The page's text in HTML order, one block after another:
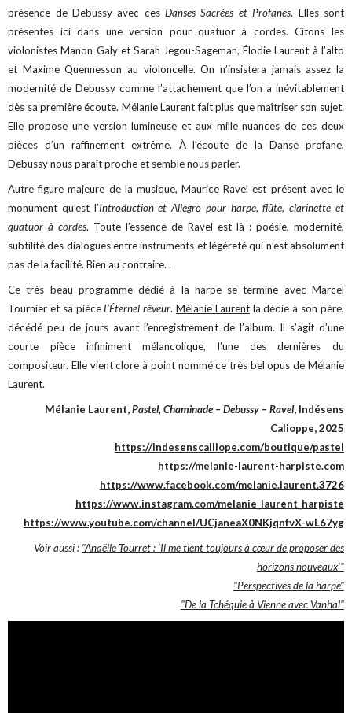
présence de Debussy avec ces Danses Sacrées et Profanes. Elles sont
présentes ici dans une version pour quatuor à cordes. Citons les
violonistes Manon Galy et Sarah Jegou-Sageman, Élodie Laurent à l’alto
et Maxime Quennesson au violoncelle. On n’insistera jamais assez la
modernité de Debussy comme l’attachement que l’on a inévitablement
dès sa première écoute. Mélanie Laurent fait plus que maîtriser son sujet.
Elle propose une version lumineuse et aux mille nuances de ces deux
pièces d’un raffinement extrême. À l’écoute de la Danse profane,
Debussy nous paraît proche et semble nous parler.
Autre figure majeure de la musique, Maurice Ravel est présent avec le
monument qu’est l’Introduction et Allegro pour harpe, flûte, clarinette et
quatuor à cordes. Toute l’essence de Ravel est là : poésie, modernité,
subtilité des dialogues entre instruments et légèreté qui n’est absolument
pas de la facilité. Bien au contraire. .
Ce très beau programme dédié à la harpe se termine avec Marcel
Tournier et sa pièceL’Éternel rêveur. Mélanie Laurentla dédie à son père,
décédé peu de jours avant l’enregistrement de l’album. Il s’agit d’une
courte pièce infiniment mélancolique, l’une des dernières du
compositeur. Elle vient clore à point nommé ce très bel opus de Mélanie
Laurent.
Mélanie Laurent,Pastel, Chaminade – Debussy – Ravel, Indésens
Calioppe, 2025
https://indesenscalliope.com/boutique/pastel
https://melanie-laurent-harpiste.com
https://www.facebook.com/melanie.laurent.3726
https://www.instagram.com/melanie_laurent_harpiste
https://www.youtube.com/channel/UCjaneaX0NKjqnfvX-wL67yg
Voir aussi : "Anaëlle Tourret : ‘Il me tient toujours à cœur de proposer des
horizons nouveaux’"
"Perspectives de la harpe"
"De la Tchéquie à Vienne avec Vanhal"